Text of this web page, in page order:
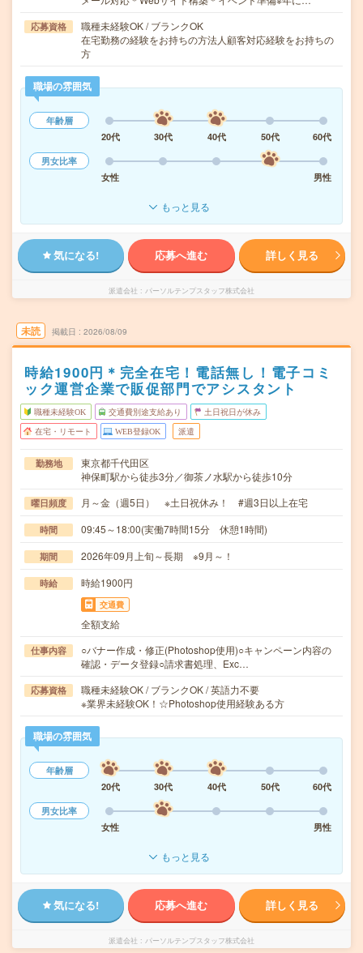
応募資格
職種未経験OK / ブランクOK
在宅勤務の経験をお持ちの方法人顧客対応経験をお持ちの
方
職場の雰囲気
年齢層
20代
30代 40代 50代
60代
男女比率
女性
男性
もっと見る
気になる! 応募へ進む 詳しく見る
派遣会社 パーソルテンプスタッフ株式会社
未読 掲載日 2026/08/09
時給1900円＊完全在宅！電話無し！電子コミ
ック運営企業で販促部門でアシスタント
職種未経験OK 交通費別途支給あり 土日祝日が休み
在宅・リモート WEB登録OK 派遣
勤務地
東京都千代田区
神保町駅から徒歩3分／御茶ノ水駅から徒歩10分
曜日頻度 月～金（週5日） ※土日祝休み！ #週3日以上在宅
時間 09:45～18:00(実働7時間15分 休憩1時間)
期間 2026年09月上旬～長期 ※9月～！
時給 時給1900円
交通費
全額支給
仕事内容
○バナー作成・修正(Photoshop使用)○キャンペーン内容の
確認・データ登録○請求書処理、Exc…
応募資格
職種未経験OK / ブランクOK / 英語力不要
※業界未経験OK！☆Photoshop使用経験ある方
職場の雰囲気
年齢層
20代
30代 40代 50代
60代
男女比率
女性
男性
もっと見る
気になる! 応募へ進む 詳しく見る
派遣会社 パーソルテンプスタッフ株式会社